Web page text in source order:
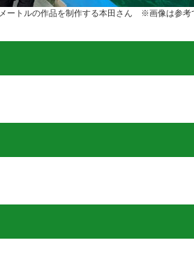
ートルの作品を制作する本田さん ※画像は参考